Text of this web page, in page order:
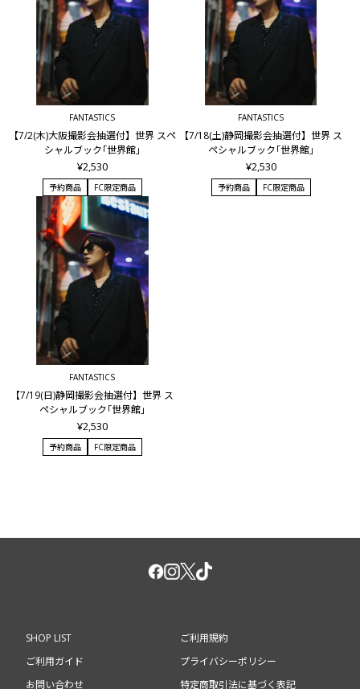
FANTASTICS
【7/2(木)大阪撮影会抽選付】世界 スペ
シャルブック｢世界館｣
¥2,530
予約商品 FC限定商品
FANTASTICS
【7/18(土)静岡撮影会抽選付】世界 ス
ペシャルブック｢世界館｣
¥2,530
予約商品 FC限定商品
FANTASTICS
【7/19(日)静岡撮影会抽選付】世界 ス
ペシャルブック｢世界館｣
¥2,530
予約商品 FC限定商品
SHOP LIST
ご利用ガイド
お問い合わせ
ご利用規約
プライバシーポリシー
特定商取引法に基づく表記